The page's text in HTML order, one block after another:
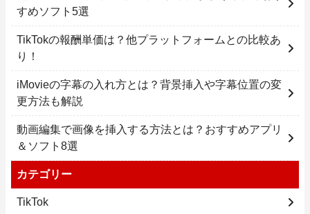
すめソフト5選
TikTokの報酬単価は？他プラットフォームとの比較あ
り！
iMovieの字幕の入れ方とは？背景挿入や字幕位置の変
更方法も解説
動画編集で画像を挿入する方法とは？おすすめアプリ
＆ソフト8選
カテゴリー
TikTok